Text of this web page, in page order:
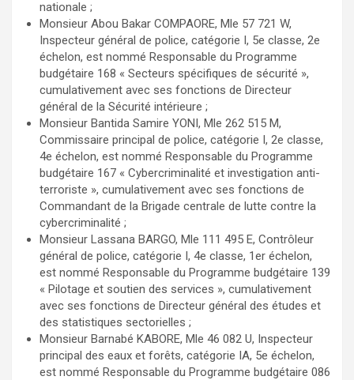
nationale ;
Monsieur Abou Bakar COMPAORE, Mle 57 721 W,
Inspecteur général de police, catégorie I, 5e classe, 2e
échelon, est nommé Responsable du Programme
budgétaire 168 « Secteurs spécifiques de sécurité »,
cumulativement avec ses fonctions de Directeur
général de la Sécurité intérieure ;
Monsieur Bantida Samire YONI, Mle 262 515 M,
Commissaire principal de police, catégorie I, 2e classe,
4e échelon, est nommé Responsable du Programme
budgétaire 167 « Cybercriminalité et investigation anti-
terroriste », cumulativement avec ses fonctions de
Commandant de la Brigade centrale de lutte contre la
cybercriminalité ;
Monsieur Lassana BARGO, Mle 111 495 E, Contrôleur
général de police, catégorie I, 4e classe, 1er échelon,
est nommé Responsable du Programme budgétaire 139
« Pilotage et soutien des services », cumulativement
avec ses fonctions de Directeur général des études et
des statistiques sectorielles ;
Monsieur Barnabé KABORE, Mle 46 082 U, Inspecteur
principal des eaux et forêts, catégorie IA, 5e échelon,
est nommé Responsable du Programme budgétaire 086